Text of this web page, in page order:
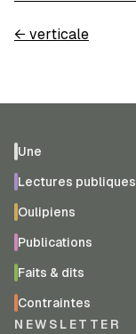
← verticale
Une
Lectures publiques
Oulipiens
Publications
Faits & dits
Contraintes
NEWSLETTER